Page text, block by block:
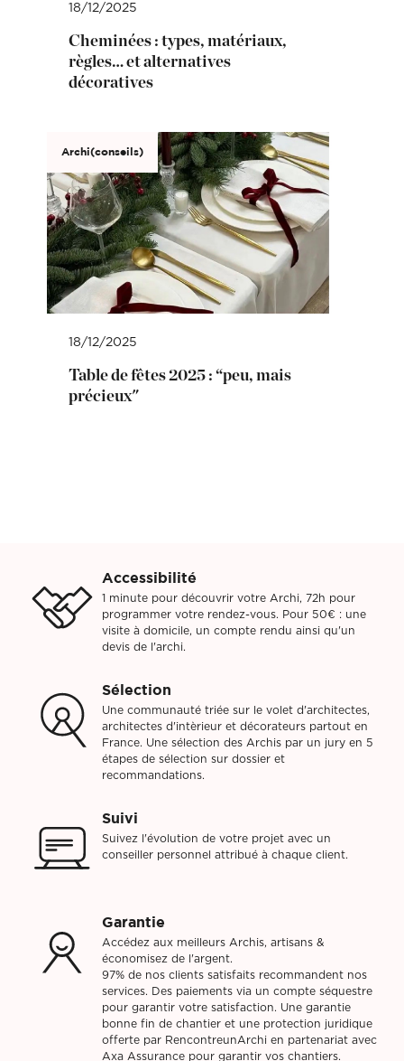
18/12/2025
Cheminées : types, matériaux,
règles… et alternatives
décoratives
Archi(conseils)
18/12/2025
Table de fêtes 2025 : “peu, mais
précieux"
Accessibilité
1 minute pour découvrir votre Archi, 72h pour
programmer votre rendez-vous. Pour 50€ : une
visite à domicile, un compte rendu ainsi qu'un
devis de l'archi.
Sélection
Une communauté triée sur le volet d'architectes,
architectes d'intèrieur et décorateurs partout en
France. Une sélection des Archis par un jury en 5
étapes de sélection sur dossier et
recommandations.
Suivi
Suivez l'évolution de votre projet avec un
conseiller personnel attribué à chaque client.
Garantie
Accédez aux meilleurs Archis, artisans &
économisez de l'argent.
97% de nos clients satisfaits recommandent nos
services. Des paiements via un compte séquestre
pour garantir votre satisfaction. Une garantie
bonne fin de chantier et une protection juridique
offerte par RencontreunArchi en partenariat avec
Axa Assurance pour garantir vos chantiers.